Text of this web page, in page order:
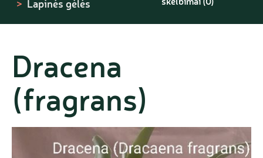
Lapinės gėlės
Dracena
(fragrans)